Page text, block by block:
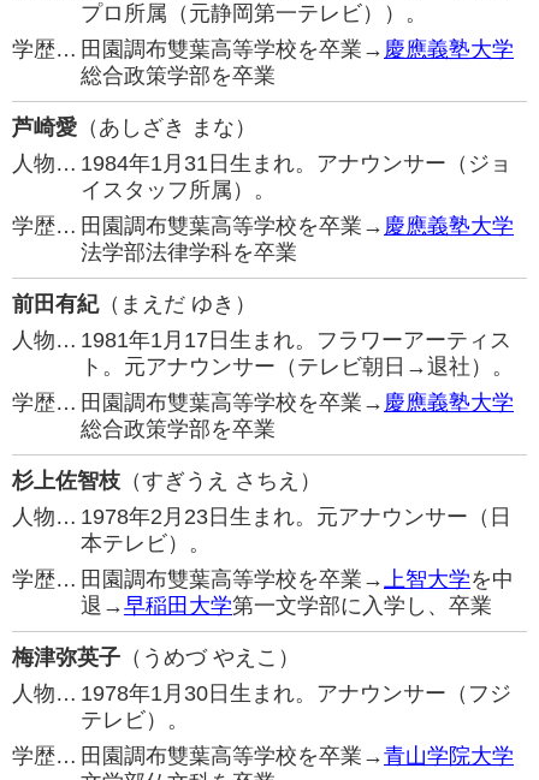
プロ所属（元静岡第一テレビ））。
学歴… 田園調布雙葉高等学校を卒業→ 慶應義塾大学
総合政策学部を卒業
芦崎愛 （あしざき まな）
人物… 1984年1月31日生まれ。アナウンサー（ジョ
イスタッフ所属）。
学歴… 田園調布雙葉高等学校を卒業→ 慶應義塾大学
法学部法律学科を卒業
前田有紀（まえだ ゆき）
人物… 1981年1月17日生まれ。フラワーアーティス
ト。元アナウンサー（テレビ朝日→退社）。
学歴… 田園調布雙葉高等学校を卒業→ 慶應義塾大学
総合政策学部を卒業
杉上佐智枝 （すぎうえ さちえ）
人物… 1978年2月23日生まれ。元アナウンサー（日
本テレビ）。
学歴… 田園調布雙葉高等学校を卒業→上智大学を中
退→早稲田大学第一文学部に入学し、卒業
梅津弥英子 （うめづ やえこ）
人物… 1978年1月30日生まれ。アナウンサー（フジ
テレビ）。
学歴… 田園調布雙葉高等学校を卒業→青山学院大学